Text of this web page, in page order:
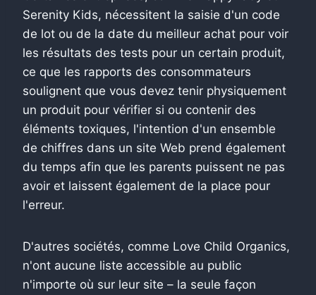
Serenity Kids, nécessitent la saisie d'un code
de lot ou de la date du meilleur achat pour voir
les résultats des tests pour un certain produit,
ce que les rapports des consommateurs
soulignent que vous devez tenir physiquement
un produit pour vérifier si ou contenir des
éléments toxiques, l'intention d'un ensemble
de chiffres dans un site Web prend également
du temps afin que les parents puissent ne pas
avoir et laissent également de la place pour
l'erreur.
D'autres sociétés, comme Love Child Organics,
n'ont aucune liste accessible au public
n'importe où sur leur site – la seule façon